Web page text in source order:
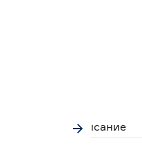
Описание